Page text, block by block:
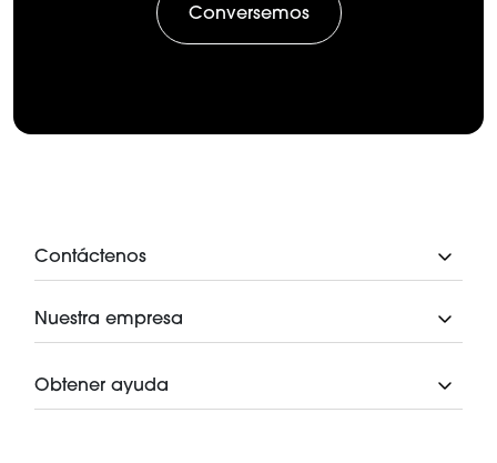
Conversemos
Contáctenos
Nuestra empresa
Obtener ayuda